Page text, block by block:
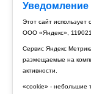
Уведомление
Этот сайт использует
ООО «Яндекс»,
Сервис Яндекс
размещаемые на
активности.
«cookie» - небольшие